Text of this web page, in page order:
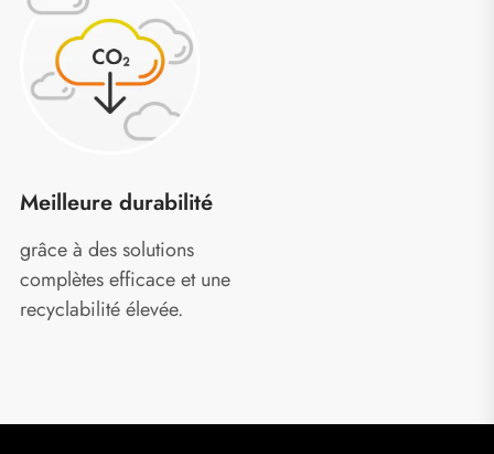
Meilleure durabilité
grâce à des solutions
complètes efficace et une
recyclabilité élevée.